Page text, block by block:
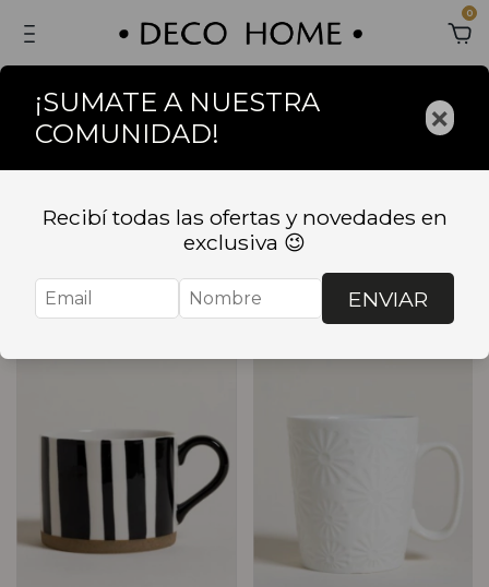
0
Inicio . BAZAR . COMEDOR . Tazas
Tazas
Filtrar
¡SUMATE A NUESTRA
COMUNIDAD!
×
Recibí todas las ofertas y novedades en
exclusiva 😉
ENVIAR